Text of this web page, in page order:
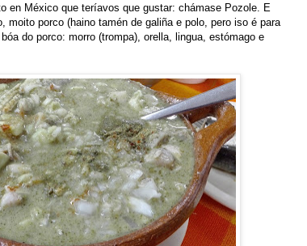
en México que teríavos que gustar: chámase Pozole. E
moito porco (haino tamén de galiña e polo, pero iso é para
do porco: morro (trompa), orella, lingua, estómago e